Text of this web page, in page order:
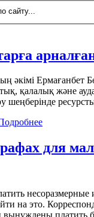
әкімі Ермағанбет
қалалық және
шеңберінде
для
на это.